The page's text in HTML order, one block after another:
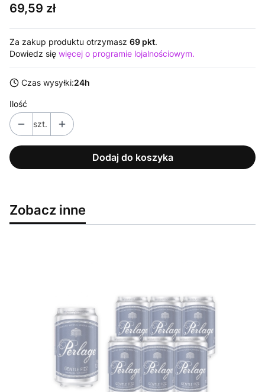
Cena
69,59 zł
Za zakup produktu otrzymasz 69 pkt.
Dowiedz się więcej o programie lojalnościowym.
Czas wysyłki:24h
Ilość
szt.
Dodaj do koszyka
Zobacz inne